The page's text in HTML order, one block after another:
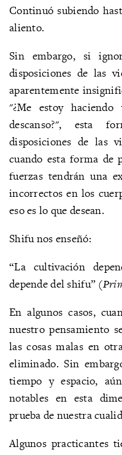
Continuó subiendo
aliento.
Sin embargo, si
disposiciones de las
aparentemente
"¿Me estoy haciendo
descanso?", esta
disposiciones de las
cuando esta forma de
fuerzas tendrán una
incorrectos en los
eso es lo que desean.
Shifu nos enseñó:
“La cultivación
depende del shifu”
En algunos casos,
nuestro pensamiento
las cosas malas en
eliminado. Sin
tiempo y espacio,
notables en esta
prueba de nuestra
Algunos practicantes